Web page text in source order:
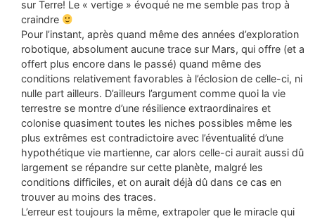
sur Terre! Le « vertige » évoqué ne me semble pas trop à
craindre
Pour l’instant, après quand même des années d’exploration
robotique, absolument aucune trace sur Mars, qui offre (et a
offert plus encore dans le passé) quand même des
conditions relativement favorables à l’éclosion de celle-ci, ni
nulle part ailleurs. D’ailleurs l’argument comme quoi la vie
terrestre se montre d’une résilience extraordinaires et
colonise quasiment toutes les niches possibles même les
plus extrêmes est contradictoire avec l’éventualité d’une
hypothétique vie martienne, car alors celle-ci aurait aussi dû
largement se répandre sur cette planète, malgré les
conditions difficiles, et on aurait déjà dû dans ce cas en
trouver au moins des traces.
L’erreur est toujours la même, extrapoler que le miracle qui